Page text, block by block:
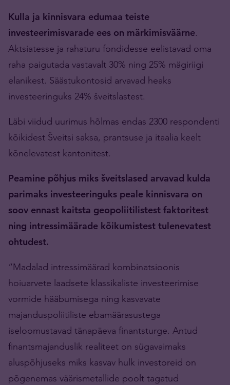
Kulla ja kinnisvara edumaa teiste
investeerimisvarade ees on märkimisväärne.
Aktsiatesse ja rahaturu fondidesse eelistavad oma
raha paigutada vastavalt 30% ning 25% mägiriigi
elanikest. Säästukontosid arvavad heaks
investeeringuks 24% šveitslastest.
Läbi viidud uurimus hõlmas endas 2300 respondenti
kõikidest Šveitsi saksa, prantsuse ja itaalia keelt
kõnelevatest kantonitest.
Peamine põhjus miks šveitslased arvavad kulda
parimaks investeeringuks peale kinnisvara on
soov ennast kaitsta geopoliitilistest faktoritest
ning intressimäärade kõikumistest tulenevatest
ohtudest.
“Madalad intressimäärad kombinatsioonis
hoiuarvete laadsete klassikaliste investeerimise
vormide hääbumisega ning kasvavate
majanduspoliitiliste ebamäärasustega
iseloomustavad tänapäeva finantsturge. Antud
finantsmajanduslik realiteet on sügavaimaks
aluspõhjuseks miks kasvav hulk investoreid on
põgenemas väärismetallide poolt tagatud